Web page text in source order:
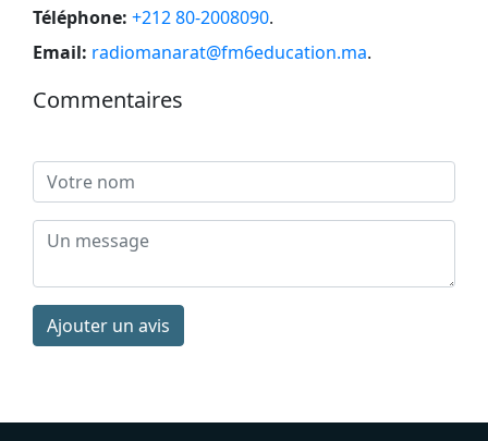
Téléphone: +212 80-2008090.
Email: radiomanarat@fm6education.ma.
Commentaires
Ajouter un avis